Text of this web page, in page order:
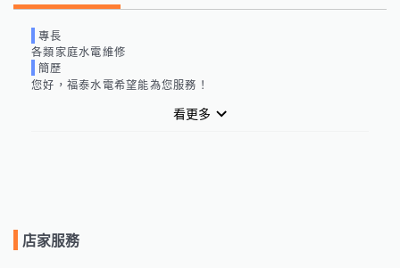
專長
各類家庭水電維修
簡歷
您好，福泰水電希望能為您服務！
看更多
店家服務